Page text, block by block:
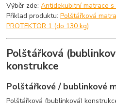
Výběr zde:Antidekubitní matrace s
Příklad produktu:Polštářková
PROTEKTOR 1 (do 130 kg)
Polštářková
konstrukce
Polštářkové / bublinkové
Polštářková (bublinková)